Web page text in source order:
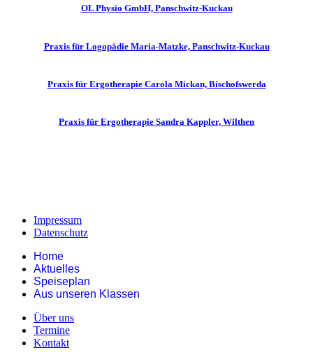
OL Physio GmbH, Panschwitz-Kuckau
Praxis für Logopädie Maria-Matzke, Panschwitz-Kuckau
Praxis für Ergotherapie Carola Mickan, Bischofswerda
Praxis für Ergotherapie Sandra Kappler, Wilthen
Impressum
Datenschutz
Home
Aktuelles
Speiseplan
Aus unseren Klassen
Über uns
Termine
Kontakt